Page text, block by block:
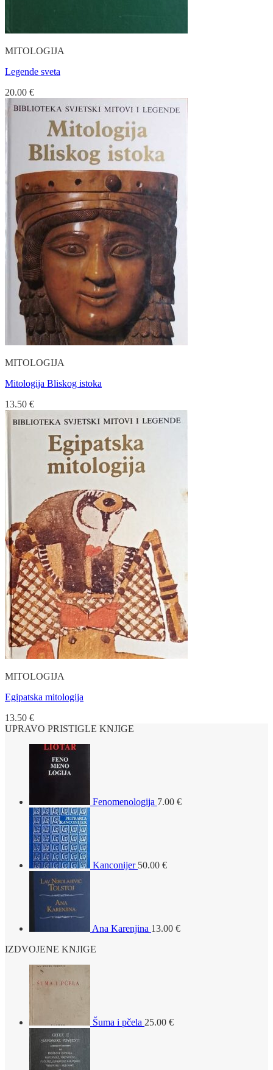
MITOLOGIJA
Legende sveta
20.00 €
MITOLOGIJA
Mitologija Bliskog istoka
13.50 €
MITOLOGIJA
Egipatska mitologija
13.50 €
UPRAVO PRISTIGLE KNJIGE
Fenomenologija 7.00 €
Kanconijer 50.00 €
Ana Karenjina 13.00 €
IZDVOJENE KNJIGE
Šuma i pčela 25.00 €